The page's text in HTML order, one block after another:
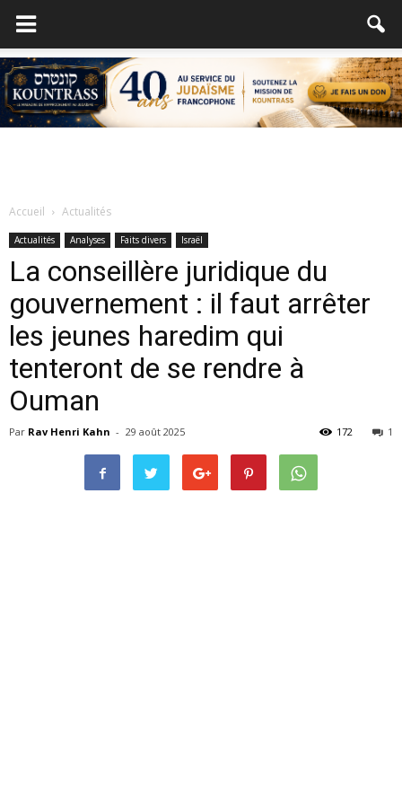
Accueil Actualités
Actualités Analyses Faits divers Israël
La conseillère juridique du
gouvernement : il faut arrêter
les jeunes haredim qui
tenteront de se rendre à
Ouman
Par Rav Henri Kahn - 29 août 2025 1
172